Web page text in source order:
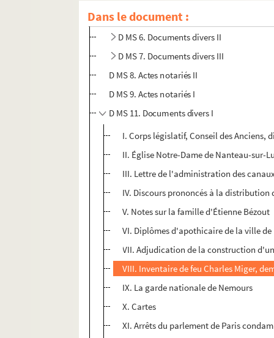
Dans le document :
Recueil de notes sur Nemours,
D MS 6. Documents divers II
D MS 7. Documents divers III
D MS 8. Actes notariés II
D MS 9. Actes notariés I
D MS 11. Documents divers I
I. Corps législatif, Conseil des Anciens,
II. Église Notre-Dame de Nanteau-sur-
III. Lettre de l'administration des
IV. Discours prononcés à la distribution
V. Notes sur la famille d'Étienne Bézout
VI. Diplômes d'apothicaire de la ville
VII. Adjudication de la construction
VIII. Inventaire de feu Charles Miger,
IX. La garde nationale de Nemours
X. Cartes
XI. Arrêts du parlement de Paris